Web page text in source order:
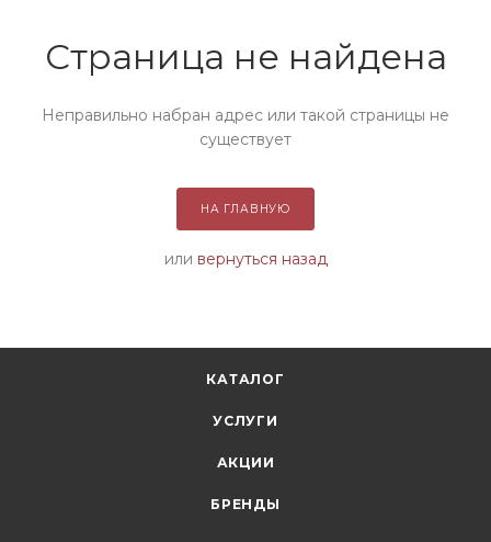
Страница не найдена
Неправильно набран адрес или такой страницы не
существует
НА ГЛАВНУЮ
или вернуться назад
КАТАЛОГ
УСЛУГИ
АКЦИИ
БРЕНДЫ